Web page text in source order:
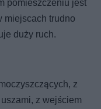
pomieszczeniu jest
miejscach trudno
duży ruch.
z
z wejściem